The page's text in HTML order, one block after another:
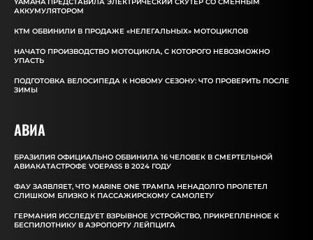
YAMAHA ПРЕДСТАВИЛА ЭЛЕКТРИЧЕСКИЙ СКУТЕР СО СМЕННЫМ
АККУМУЛЯТОРОМ
КТМ ОБВИНИЛИ В ПРОДАЖЕ «НЕЛЕГАЛЬНЫХ» МОТОЦИКЛОВ
НАЧАТО ПРОИЗВОДСТВО МОТОЦИКЛА, С КОТОРОГО НЕВОЗМОЖНО
УПАСТЬ
ПОДГОТОВКА ВЕЛОСИПЕДА К НОВОМУ СЕЗОНУ: ЧТО ПРОВЕРИТЬ ПОСЛЕ
ЗИМЫ
АВИА
БРАЗИЛИЯ ОФИЦИАЛЬНО ОБВИНИЛА 16 ЧЕЛОВЕК В СМЕРТЕЛЬНОЙ
АВИАКАТАСТРОФЕ VOEPASS В 2024 ГОДУ
ФАУ ЗАЯВЛЯЕТ, ЧТО MARINE ONE ТРАМПА НЕНАДОЛГО ПРОЛЕТЕЛ
СЛИШКОМ БЛИЗКО К ПАССАЖИРСКОМУ САМОЛЕТУ
ГЕРМАНИЯ ИССЛЕДУЕТ ВЗРЫВНОЕ УСТРОЙСТВО, ПРИКРЕПЛЕННОЕ К
БЕСПИЛОТНИКУ В АЭРОПОРТУ ЛЕЙПЦИГА